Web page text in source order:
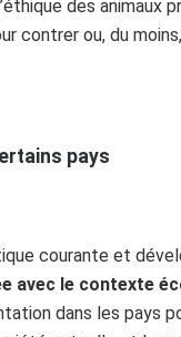
des animaux
contrer ou, du
pays
courante et
avec le contexte
dans les pays